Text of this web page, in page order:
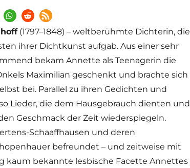
(1797–1848) – weltberühmte Dichterin, die
ihrer Dichtkunst aufgab. Aus einer sehr
bekam Annette als Teenagerin die
Maximilian geschenkt und brachte sich
bei. Parallel zu ihren Gedichten und
Lieder, die dem Hausgebrauch dienten und
Geschmack der Zeit wiederspiegeln.
Schaaffhausen und deren
befreundet – und zeitweise mit
kaum bekannte lesbische Facette Annettes